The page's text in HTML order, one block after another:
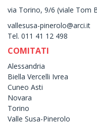
via Torino, 9/6 (viale Tom
vallesusa-pinerolo@arci.it
Tel. 011 41 12 498
COMITATI
Alessandria
Biella Vercelli Ivrea
Cuneo Asti
Novara
Torino
Valle Susa-Pinerolo